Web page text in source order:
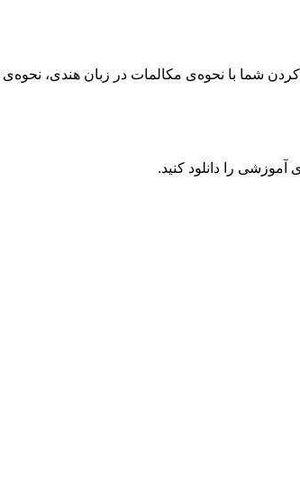
شما با نحوه‌ی مکالمات در زبان هندی،
آموزشی را دانلود کنید.